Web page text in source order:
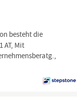
besteht die
AT, Mit